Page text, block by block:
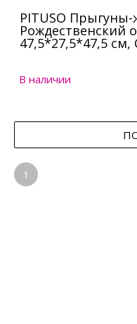
PITUSO
Рождественский
47,5*27,5*47,5
В наличии
1